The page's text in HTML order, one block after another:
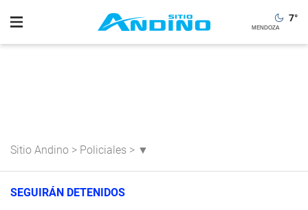
7°
Sitio Andino > Policiales > ▼
SEGUIRÁN DETENIDOS